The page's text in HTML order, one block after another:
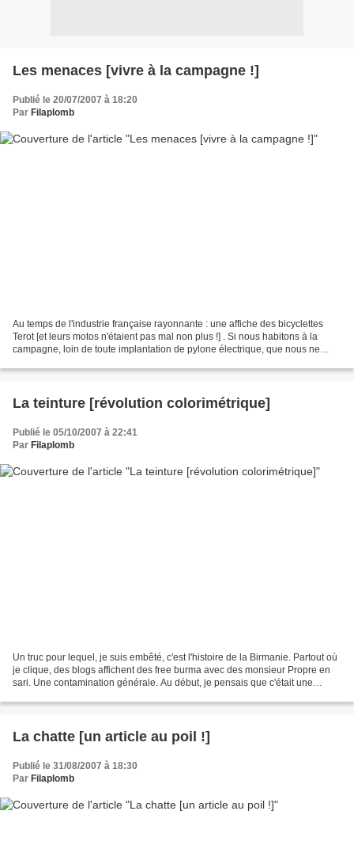
Les menaces [vivre à la campagne !]
Publié le 20/07/2007 à 18:20
Par Filaplomb
Au temps de l'industrie française rayonnante : une affiche des bicyclettes
Terot [et leurs motos n'étaient pas mal non plus !] . Si nous habitons à la
campagne, loin de toute implantation de pylone électrique, que nous ne
La teinture [révolution colorimétrique]
Publié le 05/10/2007 à 22:41
Par Filaplomb
Un truc pour lequel, je suis embêté, c'est l'histoire de la Birmanie. Partout où
je clique, des blogs affichent des free burma avec des monsieur Propre en
sari. Une contamination générale. Au début, je pensais que c'était une
La chatte [un article au poil !]
Publié le 31/08/2007 à 18:30
Par Filaplomb